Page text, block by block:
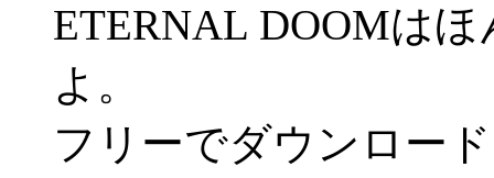
ETERNAL DOOMは
よ。
フリーでダウンロー